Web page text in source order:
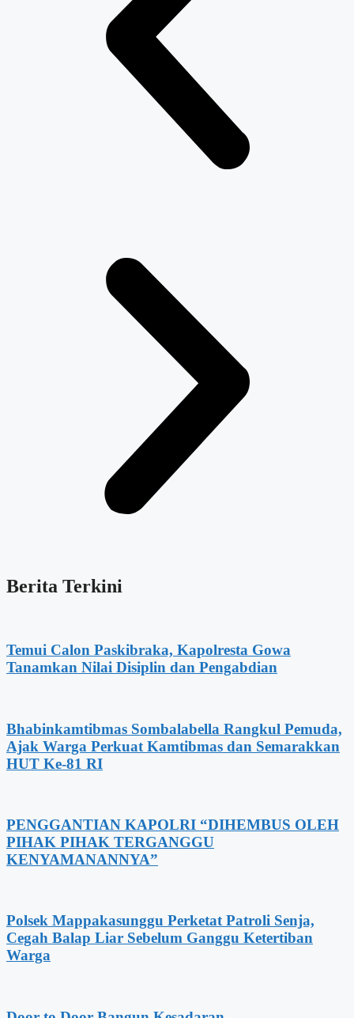
Berita Terkini
Temui Calon Paskibraka, Kapolresta Gowa
Tanamkan Nilai Disiplin dan Pengabdian
Bhabinkamtibmas Sombalabella Rangkul Pemuda,
Ajak Warga Perkuat Kamtibmas dan Semarakkan
HUT Ke-81 RI
PENGGANTIAN KAPOLRI “DIHEMBUS OLEH
PIHAK PIHAK TERGANGGU
KENYAMANANNYA”
Polsek Mappakasunggu Perketat Patroli Senja,
Cegah Balap Liar Sebelum Ganggu Ketertiban
Warga